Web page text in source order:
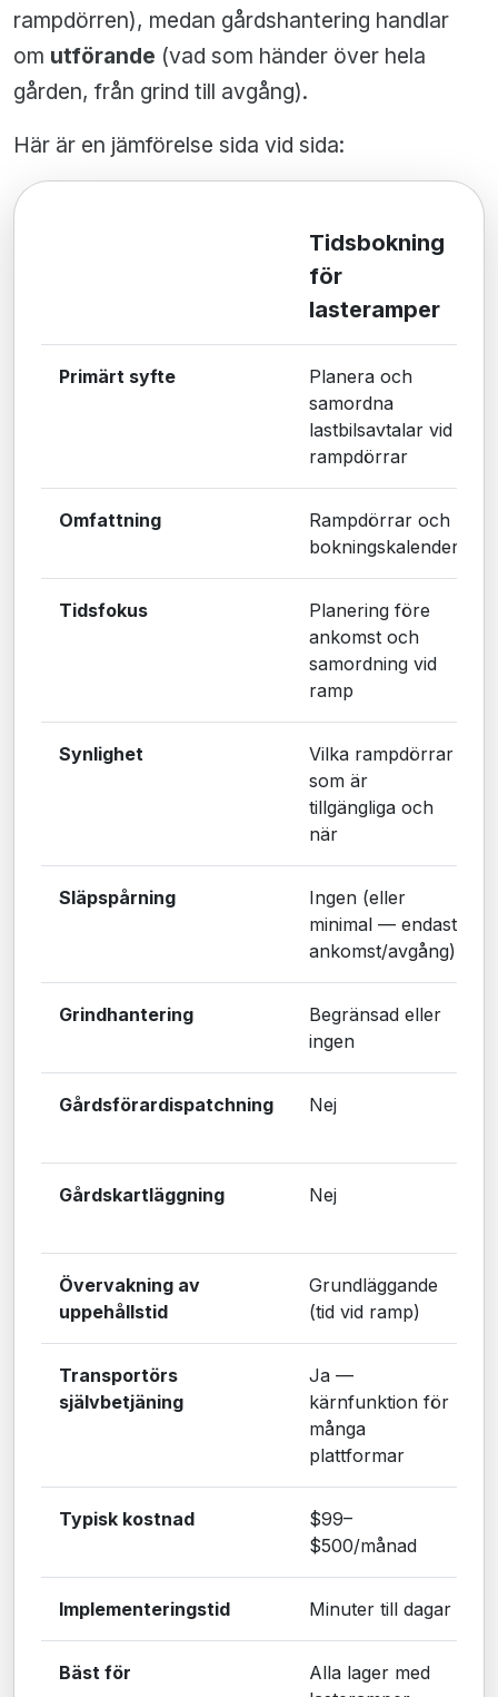
rampdörren), medan gårdshantering handlar
om utförande (vad som händer över hela
gården, från grind till avgång).
Här är en jämförelse sida vid sida:
Tidsbokning
för
lasteramper
Primärt syfte
Planera och
samordna
lastbilsavtalar vid
rampdörrar
Omfattning
Rampdörrar och
bokningskalender
Tidsfokus
Planering före
ankomst och
samordning vid
ramp
Synlighet
Vilka rampdörrar
som är
tillgängliga och
när
Släpspårning
Ingen (eller
minimal — endast
ankomst/avgång)
Grindhantering
Begränsad eller
ingen
Gårdsförardispatchning Nej
Gårdskartläggning Nej
Övervakning av
uppehållstid
Grundläggande
(tid vid ramp)
Transportörs
självbetjäning
Ja —
kärnfunktion för
många
plattformar
Typisk kostnad
$99–
$500/månad
Implementeringstid Minuter till dagar
Bäst för
Alla lager med